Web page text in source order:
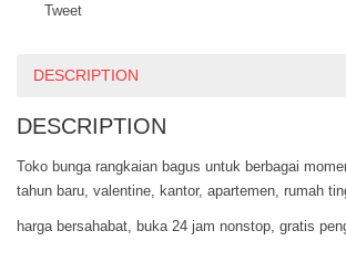
Tweet
DESCRIPTION
DESCRIPTION
Toko bunga rangkaian bagus untuk berbagai
tahun baru, valentine, kantor, apartemen, rumah
harga bersahabat, buka 24 jam nonstop, gratis